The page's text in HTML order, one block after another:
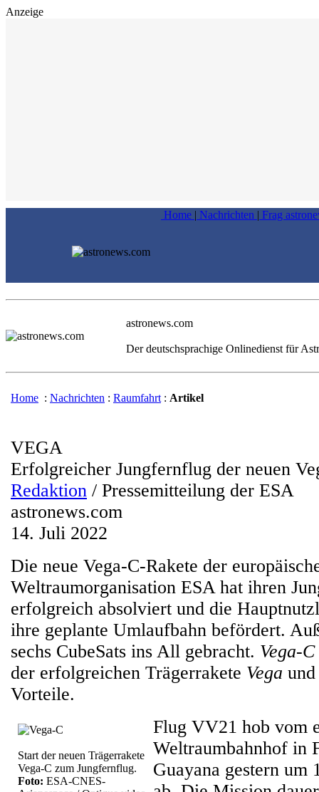
Anzeige
Home | Nachrichten | Frag
astronews.com
Der deutschsprachige Onlinedienst für
Home : Nachrichten : Raumfahrt : Artikel
VEGA
Erfolgreicher Jungfernflug der neuen
Redaktion / Pressemitteilung der ESA
astronews.com
14. Juli 2022
Die neue Vega-C-Rakete der
Weltraumorganisation ESA hat ihren
erfolgreich absolviert und die
ihre geplante Umlaufbahn befördert.
sechs CubeSats ins All gebracht. Vega-C
der erfolgreichen Trägerrakete Vega
Vorteile.
Start der neuen Trägerrakete
Vega-C zum Jungfernflug.
Foto: ESA-CNES-
Flug VV21 hob vom
Weltraumbahnhof in
Guayana gestern um